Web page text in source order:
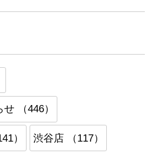
（446）
） 渋谷店 （117）